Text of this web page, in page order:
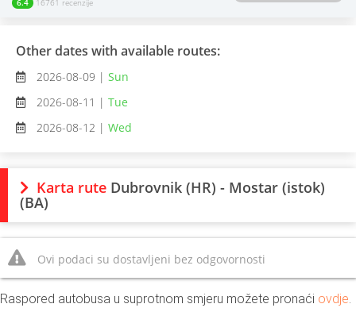
6.4
16761 recenzije
Other dates with available routes:
2026-08-09 | Sun
2026-08-11 | Tue
2026-08-12 | Wed
Karta rute Dubrovnik (HR) - Mostar (istok)
(BA)
Ovi podaci su dostavljeni bez odgovornosti
Raspored autobusa u suprotnom smjeru možete pronaći ovdje.